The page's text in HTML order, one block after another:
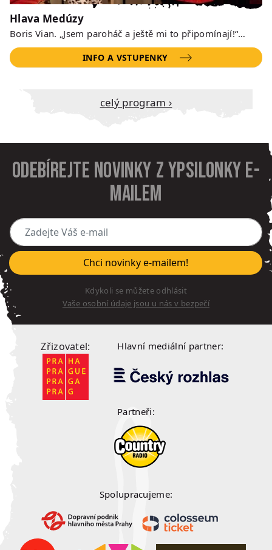
Hlava Medúzy
Boris Vian. „Jsem paroháč a ještě mi to připomínají!“…
INFO A VSTUPENKY
Celý program ›
Odebírejte novinky z Ypsilonky e-
mailem
Zadejte Váš e-mail
Chci novinky e-mailem!
Kdykoli se můžete odhlásit
Vaše osobní údaje jsou u nás v bezpečí
Zřizovatel: Hlavní mediální partner:
Partneři:
Spolupracujeme: